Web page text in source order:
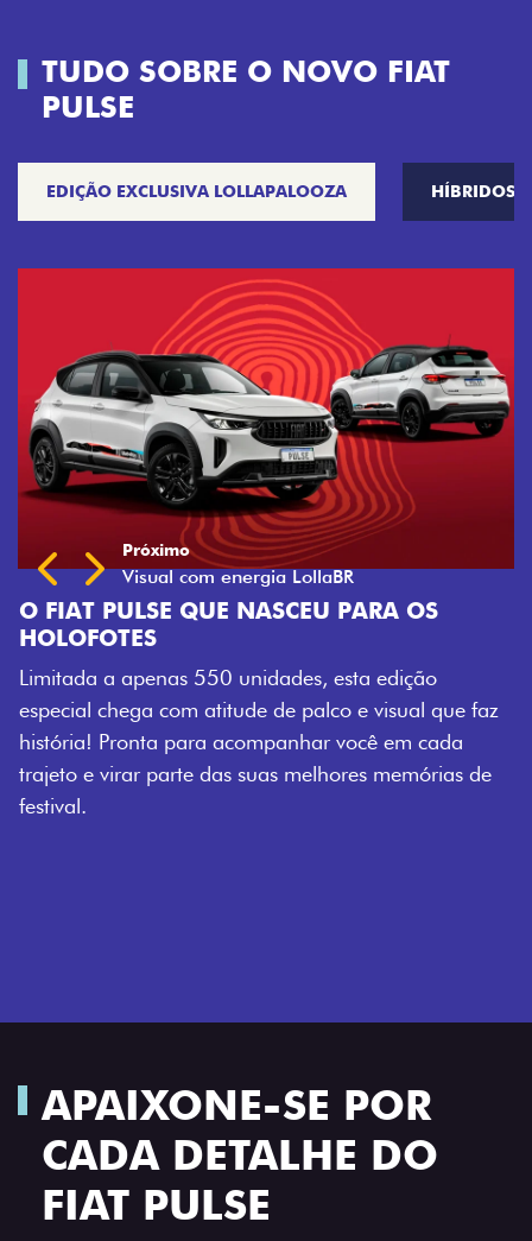
TUDO SOBRE O NOVO FIAT
PULSE
EDIÇÃO EXCLUSIVA LOLLAPALOOZA HÍBRIDOS
NASCEU PARA OS
unidades, esta edição
de palco e visual que faz
acompanhar você em cada
suas melhores memórias de
APAIXONE-SE POR
CADA DETALHE DO
FIAT PULSE